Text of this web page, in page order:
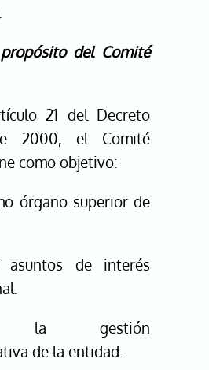
del Comité
21 del Decreto
2000, el Comité
como objetivo:
órgano superior de
asuntos de interés
la gestión
de la entidad.